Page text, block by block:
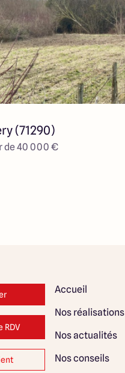
(71290)
de 40 000 €
RDV
Accueil
Nos réalisations
Nos actualités
Nos conseils